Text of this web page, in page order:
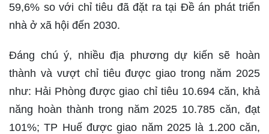
59,6% so với chỉ tiêu đã đặt ra tại Đề án phát triển
nhà ở xã hội đến 2030.
Đáng chú ý, nhiều địa phương dự kiến sẽ hoàn
thành và vượt chỉ tiêu được giao trong năm 2025
như: Hải Phòng được giao chỉ tiêu 10.694 căn, khả
năng hoàn thành trong năm 2025 10.785 căn, đạt
101%; TP Huế được giao năm 2025 là 1.200 căn,